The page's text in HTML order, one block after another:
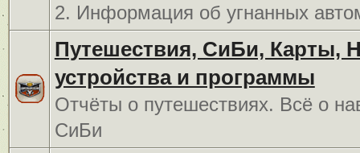
2. Информация об угнанных
Путешествия, СиБи, Карты,
устройства и программы
Отчёты о путешествиях. Всё о
СиБи